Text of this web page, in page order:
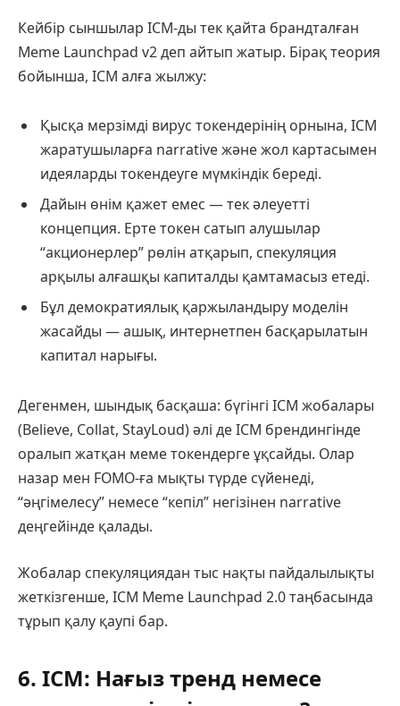
Кейбір сыншылар ICM-ды тек қайта брандталған
Meme Launchpad v2 деп айтып жатыр. Бірақ теория
бойынша, ICM алға жылжу:
Қысқа мерзімді вирус токендерінің орнына, ICM
жаратушыларға narrative және жол картасымен
идеяларды токендеуге мүмкіндік береді.
Дайын өнім қажет емес — тек әлеуетті
концепция. Ерте токен сатып алушылар
“акционерлер” рөлін атқарып, спекуляция
арқылы алғашқы капиталды қамтамасыз етеді.
Бұл демократиялық қаржыландыру моделін
жасайды — ашық, интернетпен басқарылатын
капитал нарығы.
Дегенмен, шындық басқаша: бүгінгі ICM жобалары
(Believe, Collat, StayLoud) әлі де ICM брендингінде
оралып жатқан меме токендерге ұқсайды. Олар
назар мен FOMO-ға мықты түрде сүйенеді,
“әңгімелесу” немесе “кепіл” негізінен narrative
деңгейінде қалады.
Жобалар спекуляциядан тыс нақты пайдалылықты
жеткізгенше, ICM Meme Launchpad 2.0 таңбасында
тұрып қалу қаупі бар.
6. ICM: Нағыз тренд немесе